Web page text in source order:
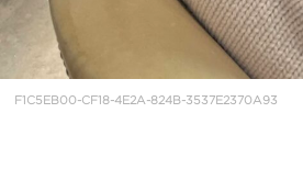
F1C5EB00-CF18-4E2A-824B-3537E2370A93